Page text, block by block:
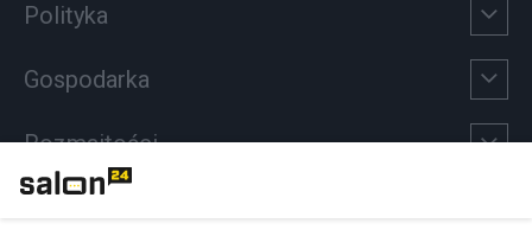
Polityka
Gospodarka
Rozmaitości